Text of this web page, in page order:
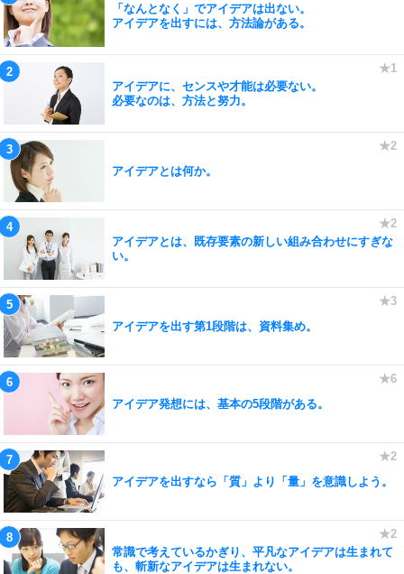
「なんとなく」でアイデアは出ない。
アイデアを出すには、方法論がある。
アイデアに、センスや才能は必要ない。
必要なのは、方法と努力。
アイデアとは何か。
アイデアとは、既存要素の新しい組み合わせにすぎな
い。
アイデアを出す第1段階は、資料集め。
アイデア発想には、基本の5段階がある。
アイデアを出すなら「質」より「量」を意識しよう。
常識で考えているかぎり、平凡なアイデアは生まれて
も、斬新なアイデアは生まれない。